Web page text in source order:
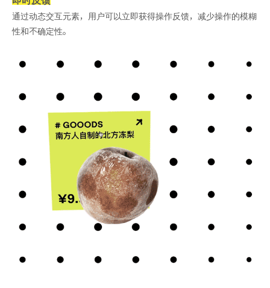
通过动态交互元素，用户可以立即获得操作反馈，减少操作的模糊
性和不确定性。